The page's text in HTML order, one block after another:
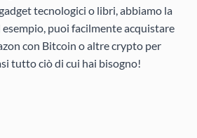
tecnologici o libri, abbiamo la
puoi facilmente acquistare
con Bitcoin o altre crypto per
tutto ciò di cui hai bisogno!